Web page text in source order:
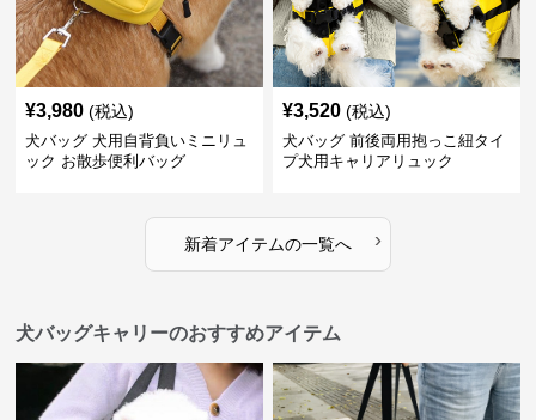
¥3,980 (税込)
犬バッグ 犬用自背負いミニリュ
ック お散歩便利バッグ
¥3,520 (税込)
犬バッグ 前後両用抱っこ紐タイ
プ犬用キャリアリュック
新着アイテムの一覧へ ›
犬バッグキャリーのおすすめアイテム